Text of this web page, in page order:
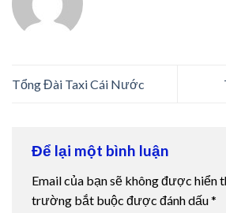
Tổng Đài Taxi Cái Nước
Để lại một bình luận
Email của bạn sẽ không được hiển
trường bắt buộc được đánh dấu*